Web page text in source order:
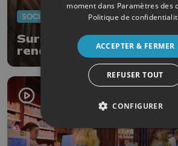
SOCIÉTÉ
Surdicécité : des
rendre visible l'invisible
moment dans Paramètres des
Politique de
ACCEPTER & FERMER
REFUSER TOUT
CONFIGURER